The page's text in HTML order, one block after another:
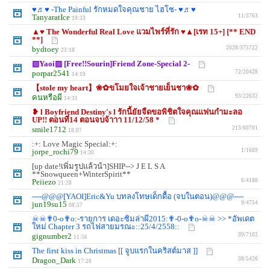
♥♬♥ -The Painful รักหมดใจคุณชาย ไฮโซ- ♥♬♥
TanyaratIce 19:33 11/3763
▲♥ The Wonderful Real Love แวมไพร์ที่รัก ♥▲[เรท 15+] [** END
**]
bydtoey 23:18 2028/375722
▧Yaoi▨ [Free!!Sourin]Friend Zone-Special 2-
porpar2541
14:19 72/20428
【stole my heart】❀✿ขโมยใจเจ้าชายเย็นชา❀✿
คนหรือผี 14:31 93/22632
❥ l Boyfriend Destiny's l รักนี้ยัยจืดขอพิชิตใจคุณแฟนกำมะลอ
UP!! ตอนที่14 ตอนจบจ้าาา 11/12/58 *
smile1712 18:07 213/60701
:+: Love Magic Special:+:
jorpe_rochi79 14:30 1/1669
[up date!เพิ่มรูปแล้วน้า]SHIP--> J E L S A
**Snowqueen+WinterSpirit**
Peiiezo 21:28 6/4180
----@@@[YAOI]Eric&Yu บทลงโทษเด็กดื้อ (จบในตอน)@@@----
jun19su15 08:57 9/4754
☠☠✟0-o✟o:-รายการ เดอะซิมล่าผี2015:✟-0-o✟o-☠☠ >> *อัพเดต
ใหม่ Chapter 3 รถไฟสายมรณะ::25/4/2558::
gignumber2 11:56 39/7102
The first kiss in Christmas [[ จูบแรกในคริสต์มาส ]]
Dragon_Dark 17:28 38/5426